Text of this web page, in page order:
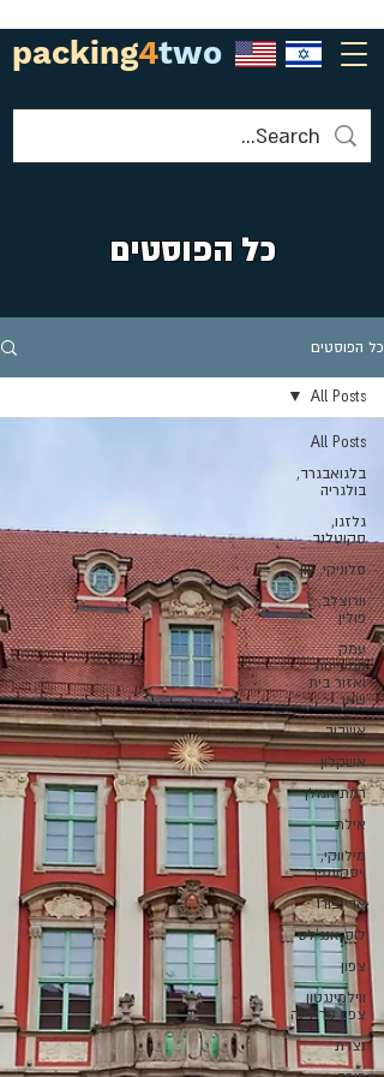
packing4two
כל הפוסטים
כל הפוסטים
All Posts
בלגואבגרד,
בולגריה
גלזגו,
סקוטלנד
סלוניקי, יוון
וורוצלב,
פולין
עמק
המעיינות
ואזור בית
שאן
אשדוד
אשקלון
רמת הגולן
אילת
מילווקי,
ויסקונסין
אדינבורו
לוס אנג'לס
צפון
ווילמינגטון
צפון קרולינה
נצרת
All Posts